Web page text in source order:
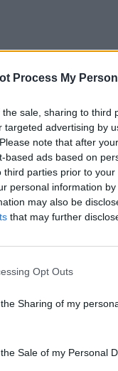
Process My
sale, sharing to
targeted advertising by
note that after
based ads based on
third parties prior to
personal information
may also be
that may further
Opt Outs
Sharing of my
Sale of my Personal